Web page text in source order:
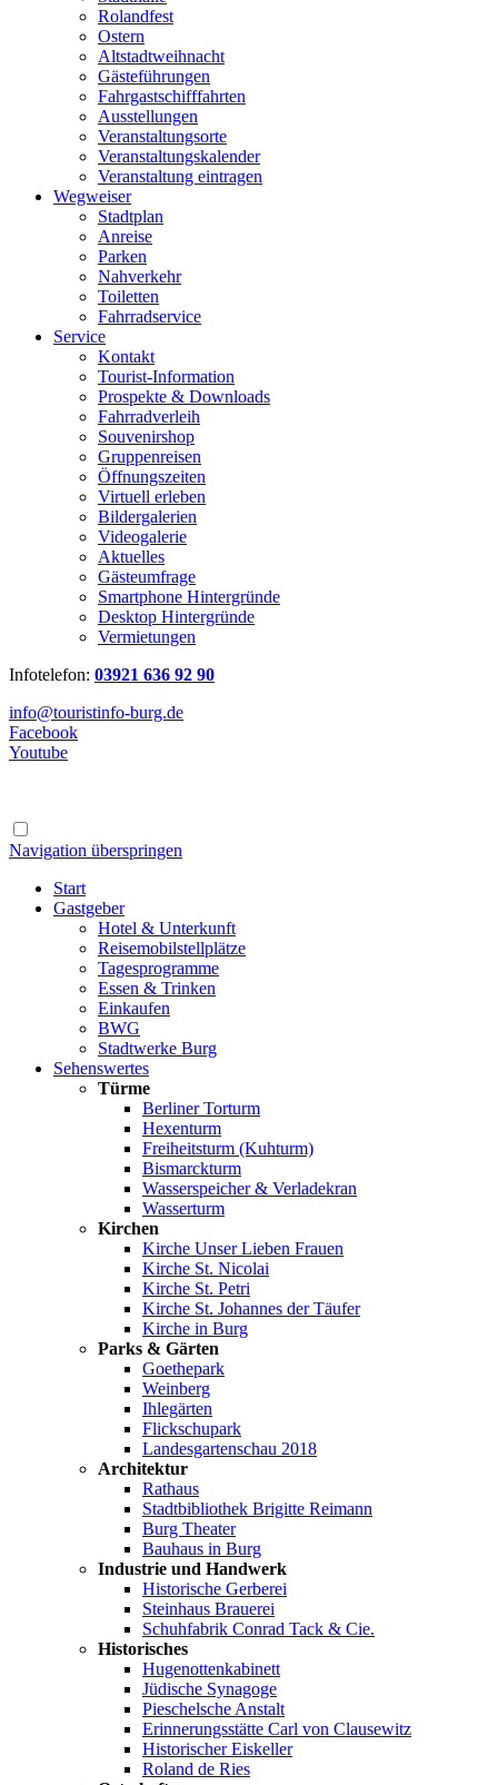
Rolandfest
Ostern
Altstadtweihnacht
Gästeführungen
Fahrgastschifffahrten
Ausstellungen
Veranstaltungsorte
Veranstaltungskalender
Veranstaltung eintragen
Wegweiser
Stadtplan
Anreise
Parken
Nahverkehr
Toiletten
Fahrradservice
Service
Kontakt
Tourist-Information
Prospekte & Downloads
Fahrradverleih
Souvenirshop
Gruppenreisen
Öffnungszeiten
Virtuell erleben
Bildergalerien
Videogalerie
Aktuelles
Gästeumfrage
Smartphone Hintergründe
Desktop Hintergründe
Vermietungen
Infotelefon: 03921 636 92 90
info@touristinfo-burg.de
Facebook
Youtube
Navigation überspringen
Start
Gastgeber
Hotel & Unterkunft
Reisemobilstellplätze
Tagesprogramme
Essen & Trinken
Einkaufen
BWG
Stadtwerke Burg
Sehenswertes
Türme
Berliner Torturm
Hexenturm
Freiheitsturm (Kuhturm)
Bismarckturm
Wasserspeicher & Verladekran
Wasserturm
Kirchen
Kirche Unser Lieben Frauen
Kirche St. Nicolai
Kirche St. Petri
Kirche St. Johannes der Täufer
Kirche in Burg
Parks & Gärten
Goethepark
Weinberg
Ihlegärten
Flickschupark
Landesgartenschau 2018
Architektur
Rathaus
Stadtbibliothek Brigitte Reimann
Burg Theater
Bauhaus in Burg
Industrie und Handwerk
Historische Gerberei
Steinhaus Brauerei
Schuhfabrik Conrad Tack & Cie.
Historisches
Hugenottenkabinett
Jüdische Synagoge
Pieschelsche Anstalt
Erinnerungsstätte Carl von Clausewitz
Historischer Eiskeller
Roland de Ries